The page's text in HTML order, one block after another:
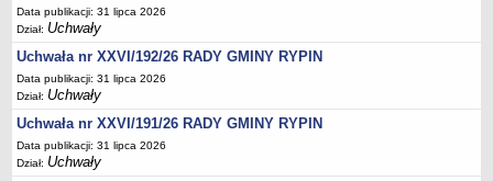
Raporty o stanie dostępności
Wnioski
WŁADZE I STRUKTURA
Struktura organizacyjna
Rada gminy
Wójt
Urząd gminy
Data publikacji: 31 lipca 2026
Dział: Uchwały
Uchwała nr XXVI/192/26 RADY GMINY RYPIN
Data publikacji: 31 lipca 2026
Dział: Uchwały
Uchwała nr XXVI/191/26 RADY GMINY RYPIN
Data publikacji: 31 lipca 2026
Dział: Uchwały